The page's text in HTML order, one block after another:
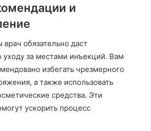
и
обязательно даст
за местами инъекций. Вам
избегать чрезмерного
а также использовать
средства. Эти
ускорить процесс